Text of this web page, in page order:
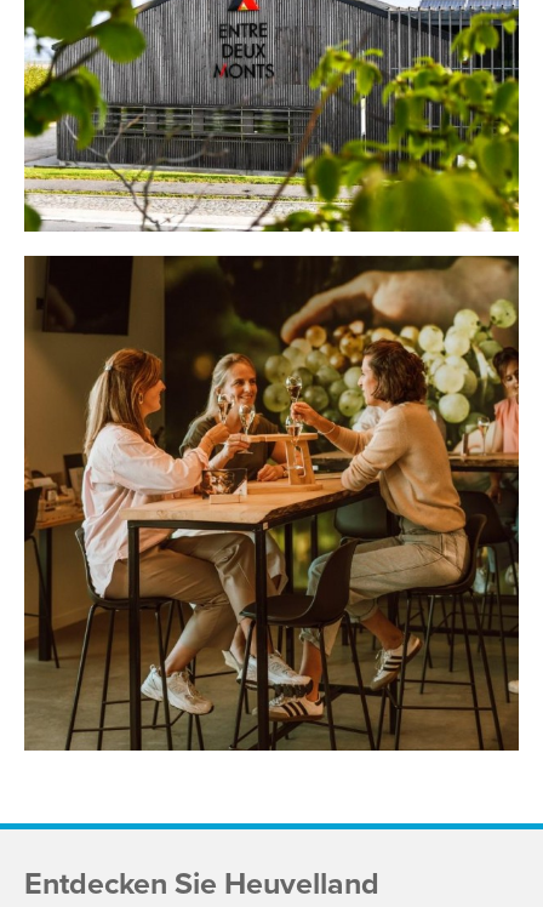
Entdecken Sie Heuvelland